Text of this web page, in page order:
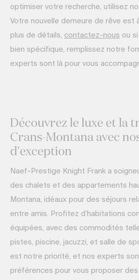
optimiser votre recherche, utilisez
Votre nouvelle demeure de rêve est
plus de détails, contactez-nous ou
bien spécifique, remplissez notre
experts sont là pour vous
Découvrez le luxe et la
Crans-Montana avec
d'exception
Naef-Prestige Knight Frank a
des chalets et des appartements
Montana, idéaux pour des séjours
entre amis. Profitez d’habitations
équipées, avec des commodités
pistes, piscine, jacuzzi, et salle de
est notre priorité, et nos experts
préférences pour vous proposer des